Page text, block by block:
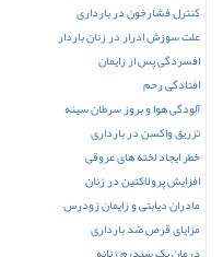
کنترل فشارخون در بارداری
علت سوزش ادرار در زنان باردار
افسردگی پس از زایمان
افتادگی رحم
آلودگی هوا و بروز سرطان سینه
تزریق واکسن‌ در بارداری
خطر ایجاد لخته های عروقی
افزایش پرولاکتین در زنان
مادران دیابتی و زایمان زودرس
مزایای قرص ضد بارداری